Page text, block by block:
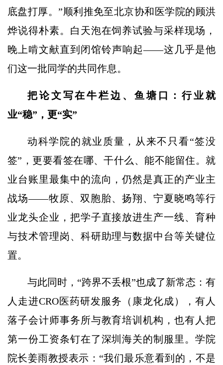
底盘打厚。”顺利推免至北京协和医学院的顾洪
烨说得朴素。白天泡在饲养试验与采样现场，
晚上啃文献直到闭馆铃声响起——这几乎是他
们这一批同学的共同作息。
把论文写在牛栏边、鱼塘口：行业就
业“稳”，更“实”
动科学院的就业质量，从来不只看“签没
签”，更要看签在哪、干什么、能不能留住。就
业台账里最集中的流向，仍然是真正的产业主
战场——牧原、双胞胎、扬翔、宁夏晓鸣等行
业龙头企业，把学子直接放进生产一线、育种
与技术管理岗、科研助理与数据中台等关键位
置。
与此同时，“跨界不丢根”也成了新常态：有
人走进CRO医药研发服务（康龙化成），有人
落子会计师事务所与教育培训机构，也有人把
第一份工资条钉在了深圳海关的制服里。学院
院长姜雨教授表示：“我们最乐意看到的，不是